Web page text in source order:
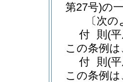
第27号)の
〔次
付 則 (
この条例
付 則 (
この条例